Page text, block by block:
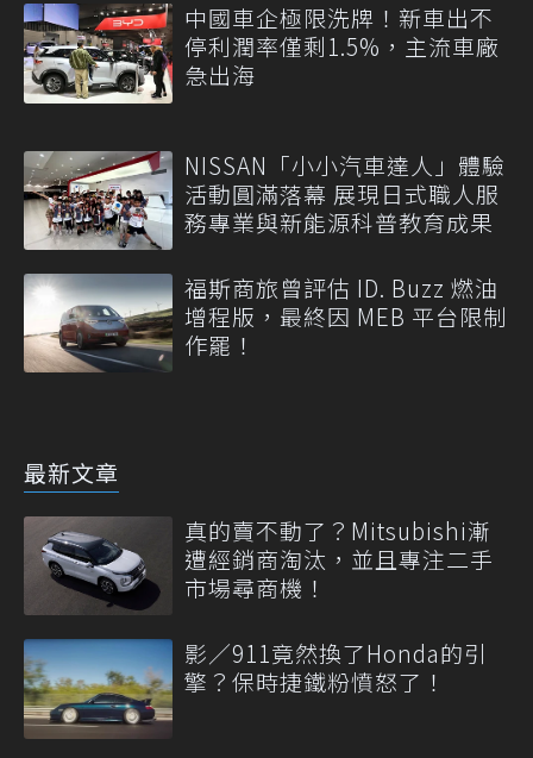
中國車企極限洗牌！新車出不
停利潤率僅剩1.5%，主流車廠
急出海
NISSAN「小小汽車達人」體驗
活動圓滿落幕 展現日式職人服
務專業與新能源科普教育成果
福斯商旅曾評估 ID. Buzz 燃油
增程版，最終因 MEB 平台限制
作罷！
最新文章
真的賣不動了？Mitsubishi漸
遭經銷商淘汰，並且專注二手
市場尋商機！
影／911竟然換了Honda的引
擎？保時捷鐵粉憤怒了！